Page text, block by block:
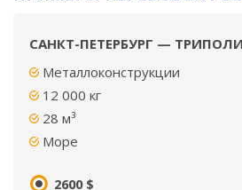
САНКТ-ПЕТЕРБУРГ — ТРИПОЛИ
Металлоконструкции
12 000 кг
28 м³
Море
2600 $